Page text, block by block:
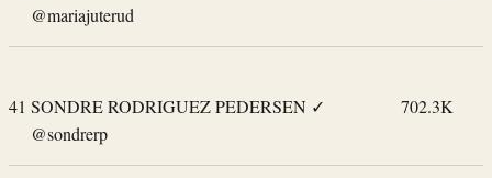
@mariajuterud
41 SONDRE RODRIGUEZ PEDERSEN ✓
@sondrerp
702.3K